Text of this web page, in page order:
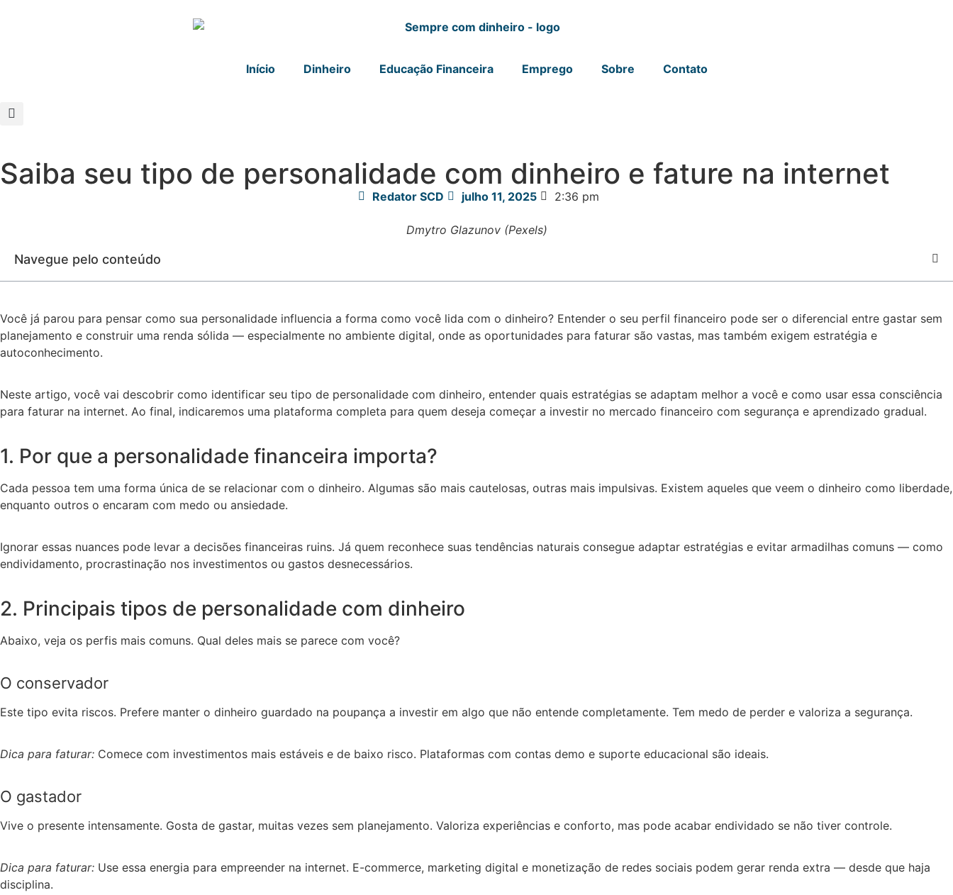
Início Dinheiro Educação Financeira Emprego Sobre Contato
Saiba seu tipo de personalidade com dinheiro e fature na internet
Redator SCD julho 11, 2025 2:36 pm
Dmytro Glazunov (Pexels)
Navegue pelo conteúdo
Você já parou para pensar como sua personalidade influencia a forma como você lida com o dinheiro? Entender o seu perfil financeiro pode ser o diferencial entre gastar sem
planejamento e construir uma renda sólida — especialmente no ambiente digital, onde as oportunidades para faturar são vastas, mas também exigem estratégia e
autoconhecimento.
Neste artigo, você vai descobrir como identificar seu tipo de personalidade com dinheiro, entender quais estratégias se adaptam melhor a você e como usar essa consciência
para faturar na internet. Ao final, indicaremos uma plataforma completa para quem deseja começar a investir no mercado financeiro com segurança e aprendizado gradual.
1. Por que a personalidade financeira importa?
Cada pessoa tem uma forma única de se relacionar com o dinheiro. Algumas são mais cautelosas, outras mais impulsivas. Existem aqueles que veem o dinheiro como liberdade,
enquanto outros o encaram com medo ou ansiedade.
Ignorar essas nuances pode levar a decisões financeiras ruins. Já quem reconhece suas tendências naturais consegue adaptar estratégias e evitar armadilhas comuns — como
endividamento, procrastinação nos investimentos ou gastos desnecessários.
2. Principais tipos de personalidade com dinheiro
Abaixo, veja os perfis mais comuns. Qual deles mais se parece com você?
O conservador
Este tipo evita riscos. Prefere manter o dinheiro guardado na poupança a investir em algo que não entende completamente. Tem medo de perder e valoriza a segurança.
Dica para faturar: Comece com investimentos mais estáveis e de baixo risco. Plataformas com contas demo e suporte educacional são ideais.
O gastador
Vive o presente intensamente. Gosta de gastar, muitas vezes sem planejamento. Valoriza experiências e conforto, mas pode acabar endividado se não tiver controle.
Dica para faturar: Use essa energia para empreender na internet. E-commerce, marketing digital e monetização de redes sociais podem gerar renda extra — desde que haja
disciplina.